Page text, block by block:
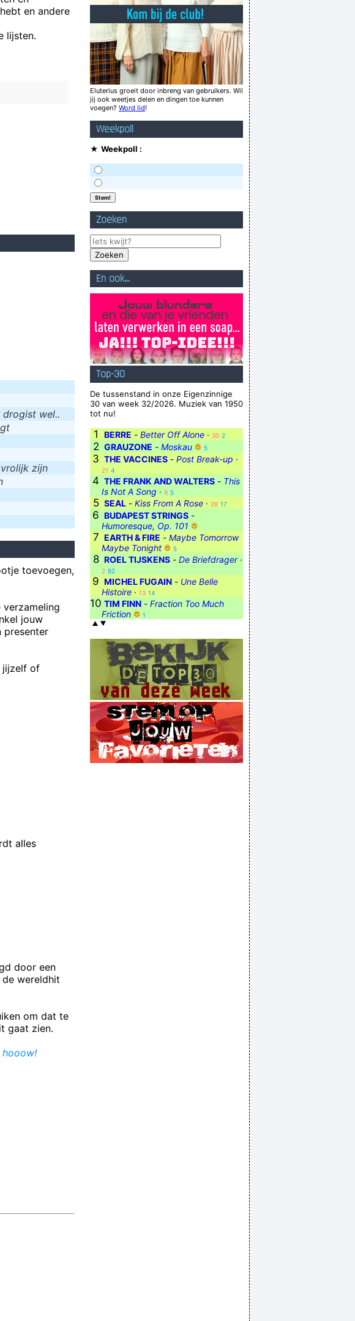
voor het rapporteren van sluikstortingen in je eigen achtertuin!
& SCHOENETEN TE GEBRUIKEN DIE JE LEVEN MAKKEN! :
als je geen ondergoed draagt dan schuurt je eikel over je broek
over Anderlecht te gaan. Waar blijven ze die humor toch halen!
ludieke manier aan je medemens melden dat je moet kakken
Welke voetbaltrainer heeft graag een pakje slaag ? wilmots.
wie aan de weg spijkert heeft veel nagels nodig
liggen. ik vroeg: 'Bent u fakir?', zegt ie: 'Nee, alleen op dinsdag!'
Verknoei je tijd op een nuttige manier!
Geej se lèllike voel hod!
en andere
lijsten.
wel..
zijn
toevoegen,
jouw
presenter
jijzelf of
alles
door een
wereldhit
om dat te
gaat zien.
hooow!
Eluterius groeit door inbreng van gebruikers. Wil
jij ook weetjes delen en dingen toe kunnen
voegen? Word lid!
Weekpoll
★ Weekpoll :
Zoeken
En ook...
Top-30
De tussenstand in onze Eigenzinnige
30 van week 32/2026. Muziek van 1950
tot nu!
1 BERRE - Better Off Alone · 30 2
2 GRAUZONE - Moskau 5
3 THE VACCINES - Post Break-up ·
21 4
4 THE FRANK AND WALTERS - This
Is Not A Song · 9 5
5 SEAL - Kiss From A Rose · 28 17
6 BUDAPEST STRINGS -
Humoresque, Op. 101
7 EARTH & FIRE - Maybe Tomorrow
Maybe Tonight
5
8 ROEL TIJSKENS - De Briefdrager·
2 82
9 MICHEL FUGAIN - Une Belle
Histoire · 13 14
10 TIM FINN - Fraction Too Much
Friction
1